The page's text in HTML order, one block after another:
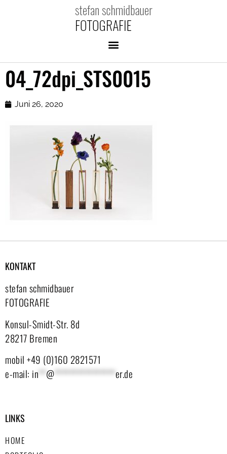
04_72dpi_STS0015
Juni 26, 2020
KONTAKT
stefan schmidbauer
FOTOGRAFIE
Konsul-Smidt-Str. 8d
28217 Bremen
mobil +49 (0)160 2821571
e-mail: in**@****************er.de
LINKS
HOME